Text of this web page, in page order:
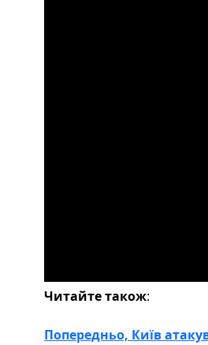
Читайте також:
Попередньо, Київ